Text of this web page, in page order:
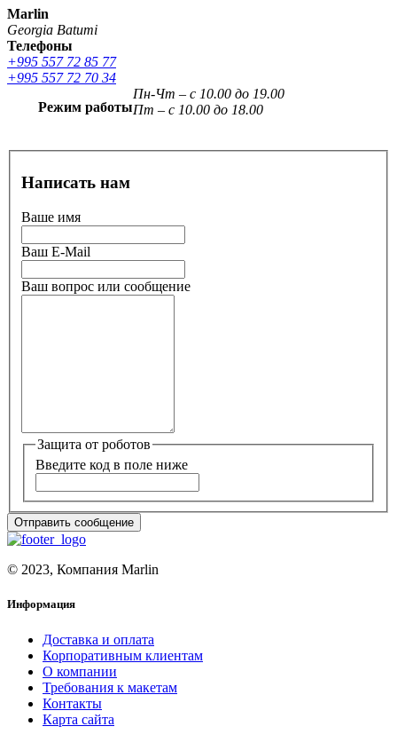
Marlin
Georgia Batumi
Телефоны
+995 557 72 85 77
+995 557 72 70 34
Режим работы
Пн-Чт – с 10.00 до 19.00
Пт – с 10.00 до 18.00
Написать нам
Ваше имя
Ваш E-Mail
Ваш вопрос или сообщение
Защита от роботов
Введите код в поле ниже
© 2023, Компания Marlin
Информация
Доставка и оплата
Корпоративным клиентам
О компании
Требования к макетам
Контакты
Карта сайта